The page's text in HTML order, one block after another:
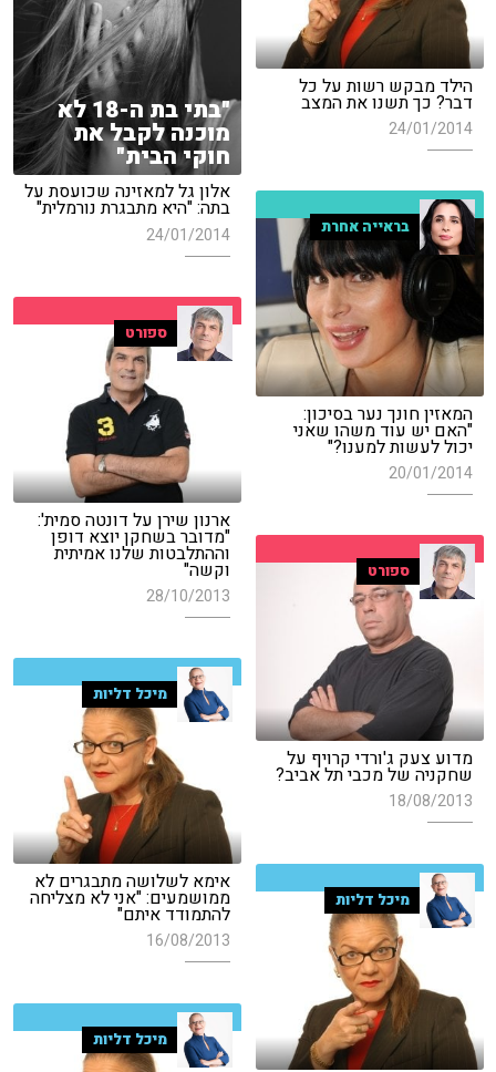
הילד מבקש רשות על כל
דבר? כך תשנו את המצב
24/01/2014
"בתי בת ה-18 לא
מוכנה לקבל את
חוקי הבית"
אלון גל למאזינה שכועסת על
בתה: "היא מתבגרת נורמלית"
24/01/2014 בראייה אחרת
המאזין חונך נער בסיכון:
"האם יש עוד משהו שאני
יכול לעשות למענו?"
20/01/2014
ספורט
ארנון שירן על דונטה סמית':
"מדובר בשחקן יוצא דופן
וההתלבטות שלנו אמיתית
וקשה"
28/10/2013
ספורט
מדוע צעק ג'ורדי קרויף על
שחקניה של מכבי תל אביב?
18/08/2013
מיכל דליות
אימא לשלושה מתבגרים לא
ממושמעים: "אני לא מצליחה
להתמודד איתם"
16/08/2013
מיכל דליות
מיכל דליות